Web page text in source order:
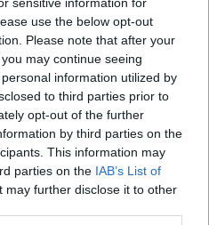
use the below opt-out
Please note that after your
may continue seeing
information utilized by
to third parties prior to
opt-out of the further
by third parties on the
This information may
parties on the IAB’s List of
may further disclose it to other
agriturismo
3 e come inserirli nella
un salasso da 160
le città più care della
mondo, identikit della